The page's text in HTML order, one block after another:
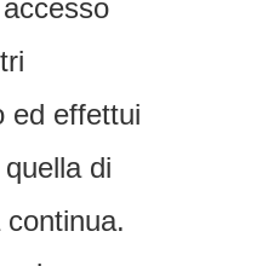
ed effettui
di